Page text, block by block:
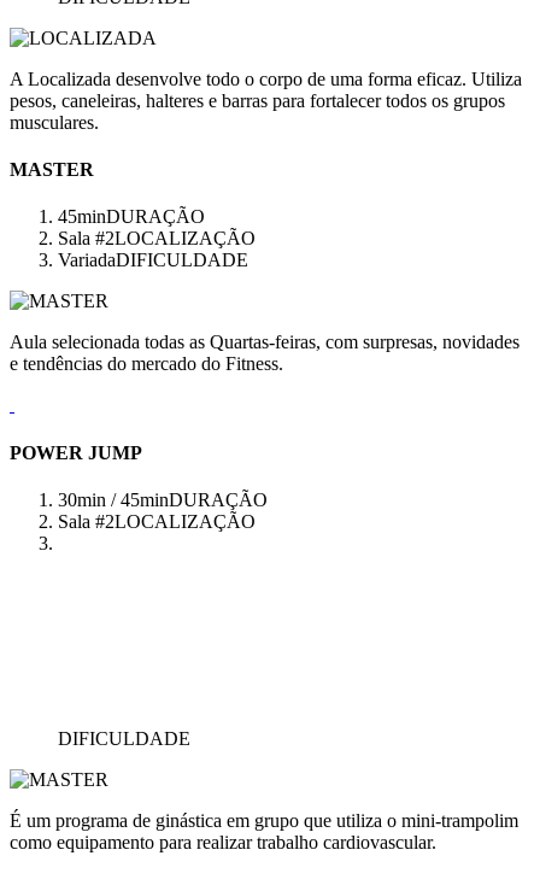
A Localizada desenvolve todo o corpo de uma forma eficaz. Utiliza
pesos, caneleiras, halteres e barras para fortalecer todos os grupos
musculares.
MASTER
45minDURAÇÃO
Sala #2LOCALIZAÇÃO
VariadaDIFICULDADE
Aula selecionada todas as Quartas-feiras, com surpresas, novidades
e tendências do mercado do Fitness.
POWER JUMP
30min / 45minDURAÇÃO
Sala #2LOCALIZAÇÃO
DIFICULDADE
É um programa de ginástica em grupo que utiliza o mini-trampolim
como equipamento para realizar trabalho cardiovascular.